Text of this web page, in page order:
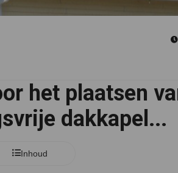
het plaatsen
dakkapel...
Inhoud